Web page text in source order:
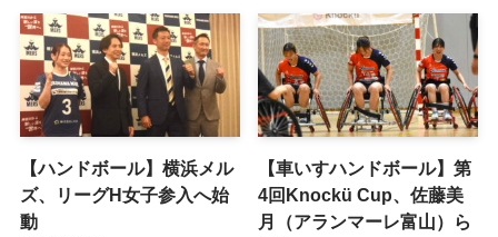
【ハンドボール】横浜メル
ズ、リーグH女子参入へ始
動
【車いすハンドボール】第
4回Knockü Cup、佐藤美
月（アランマーレ富山）ら